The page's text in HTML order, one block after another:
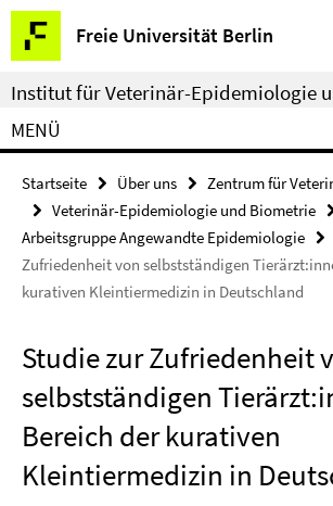
Springe
direkt
zu
Inhalt
Freie Universität Berlin
Service-
Navigation
Institut für Veterinär-Epidemiologie
MENÜ
Startseite Über uns
Zentrum für
Veterinär-Epidemiologie und Biometrie
Arbeitsgruppe Angewandte Epidemiologie
Zufriedenheit von selbstständigen
kurativen Kleintiermedizin in Deutschland
Studie zur Zufriedenheit
selbstständigen
Bereich der kurativen
Kleintiermedizin in